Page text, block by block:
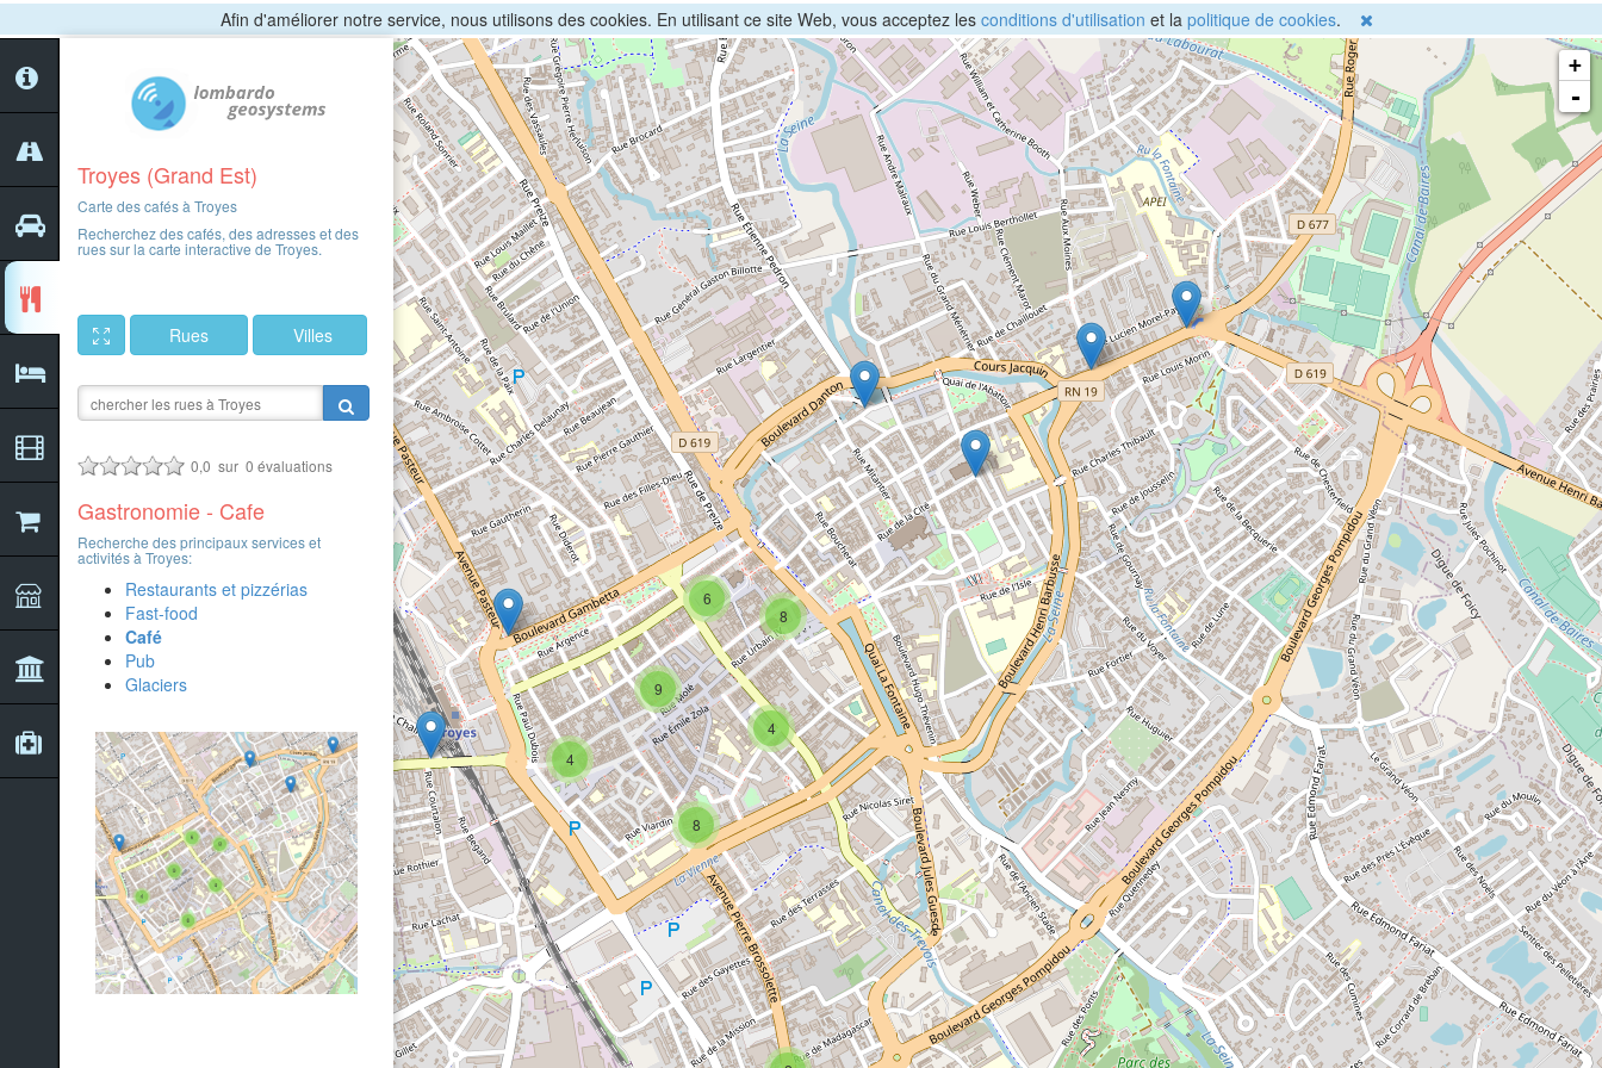
Afin d'améliorer notre service, nous utilisons des cookies. En utilisant ce site Web, vous acceptez les conditions d'utilisation et la politique de cookies.
4
8
6
4
9
8
+
-
Troyes (Grand Est)
Carte des cafés à Troyes
Recherchez des cafés, des adresses et des
rues sur la carte interactive de Troyes.
Rues Villes
0,0 sur 0 évaluations
Gastronomie - Cafe
Recherche des principaux services et
activités à Troyes:
Restaurants et pizzérias
Fast-food
Café
Pub
Glaciers